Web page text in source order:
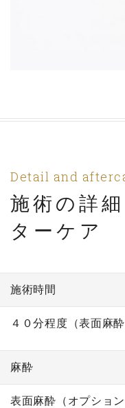
Detail and
施術の詳
ターケア
施術時間
４０分程度（表面麻
麻酔
表面麻酔（オプション